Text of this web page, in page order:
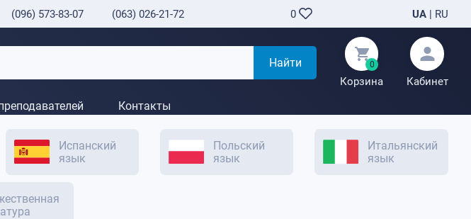
(096) 573-83-07 (063) 026-21-72 0 UA | RU
Найти 0
Корзина Кабинет
Контакты
Испанский
язык
Польский
язык
Итальянский
язык